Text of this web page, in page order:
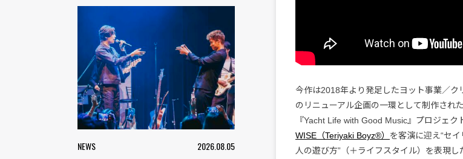
NEWS 2026.08.05
今作は2018年より発足したヨット事業／ク
のリニューアル企画の一環として制作され
『Yacht Life with Good Music』プロジェク
WISE（Teriyaki Boyz®） を客演に迎え“セ
人の遊び方”（＋ライフスタイル）を表現